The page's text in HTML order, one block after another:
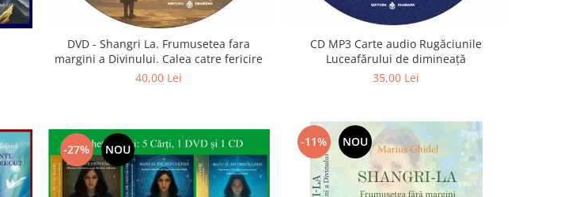
DVD - Shangri La. Frumusetea fara
margini a Divinului. Calea catre fericire
40,00 Lei
CD MP3 Carte audio Rugăciunile
Luceafărului de dimineață
35,00 Lei
-27% NOU
-11% NOU